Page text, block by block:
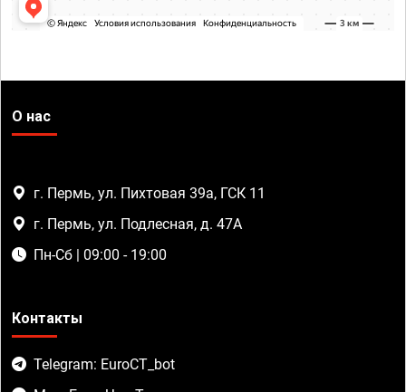
О нас
г. Пермь, ул. Пихтовая 39а, ГСК 11
г. Пермь, ул. Подлесная, д. 47А
Пн-Сб | 09:00 - 19:00
Контакты
Telegram: EuroCT_bot